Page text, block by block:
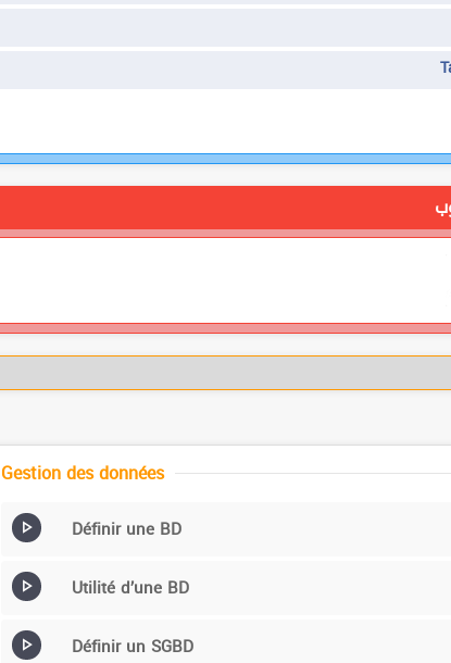
Gestion des données
Définir une BD
Utilité d’une BD
Définir un SGBD